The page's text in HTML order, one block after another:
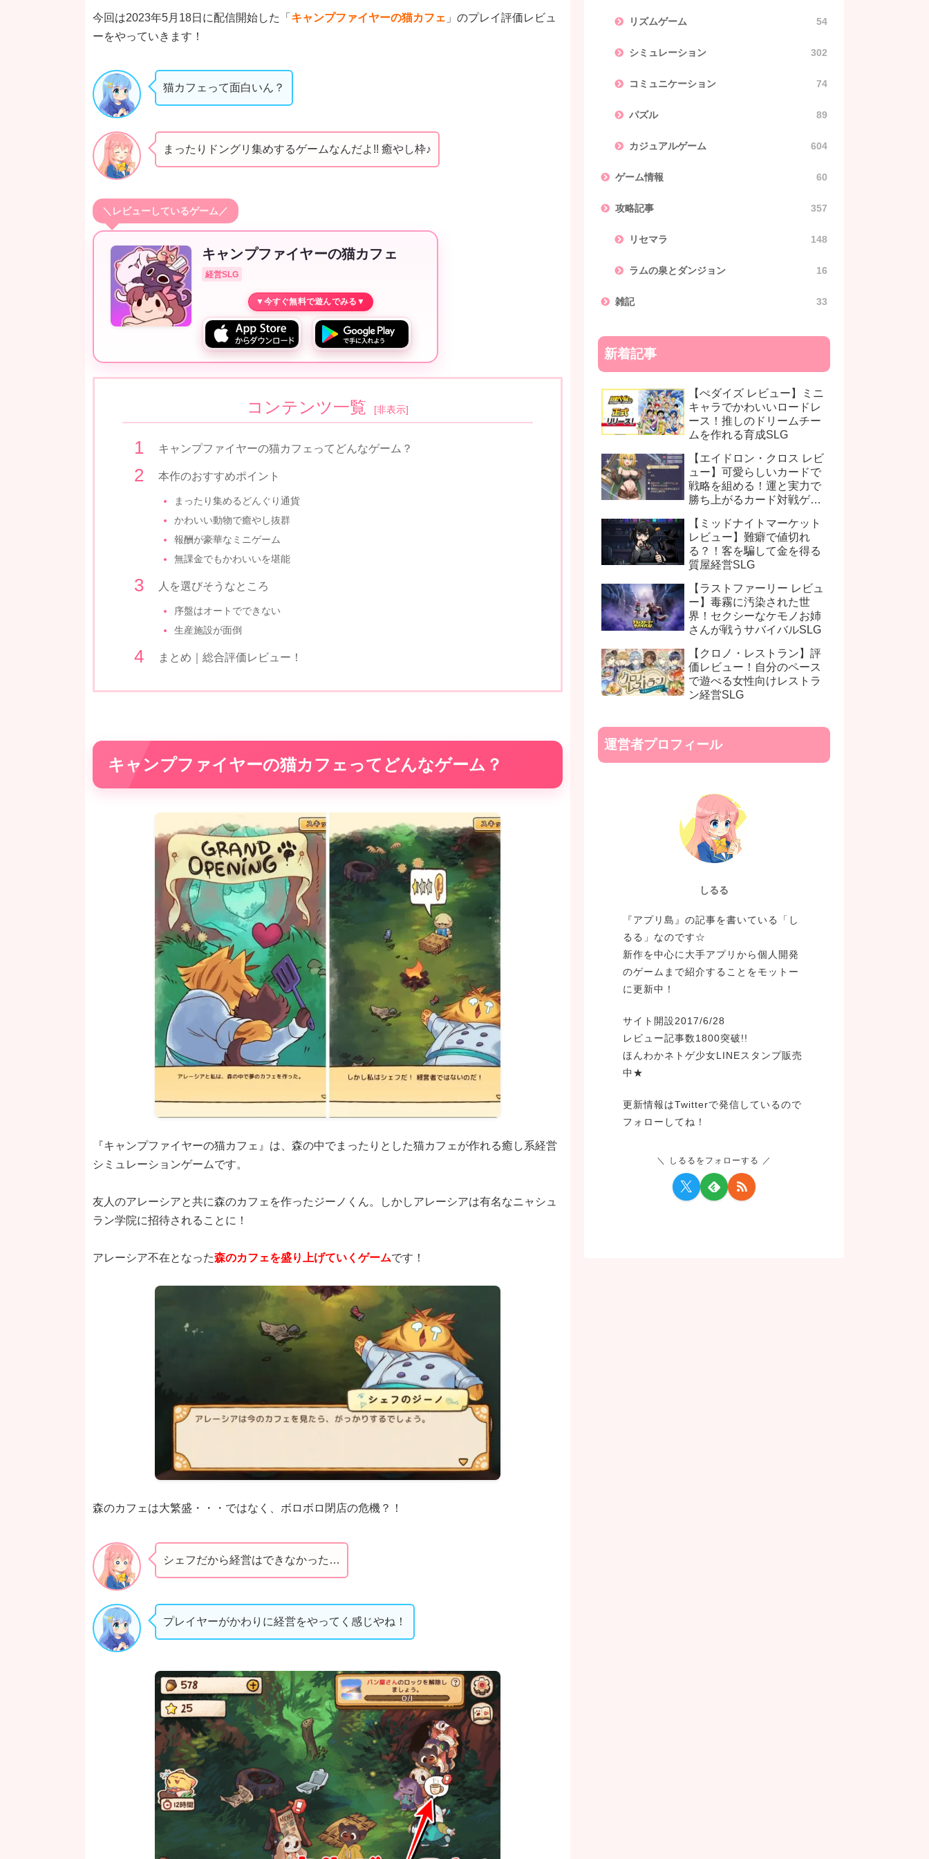
今回は2023年5月18日に配信開始した「 キャンプファイヤーの猫カフェ 」のプレイ評価レビュ
ーをやっていきます！
猫カフェって面白いん？
まったりドングリ集めするゲームなんだよ!! 癒やし枠♪
＼レビューしているゲーム／
キャンプファイヤーの猫カフェ
経営SLG
コンテンツ一覧 [非表示]
キャンプファイヤーの猫カフェってどんなゲーム？
本作のおすすめポイント
まったり集めるどんぐり通貨
かわいい動物で癒やし抜群
報酬が豪華なミニゲーム
無課金でもかわいいを堪能
人を選びそうなところ
序盤はオートでできない
生産施設が面倒
まとめ｜総合評価レビュー！
キャンプファイヤーの猫カフェってどんなゲーム？
『キャンプファイヤーの猫カフェ』は、森の中でまったりとした猫カフェが作れる癒し系経営
シミュレーションゲームです。
友人のアレーシアと共に森のカフェを作ったジーノくん。しかしアレーシアは有名なニャシュ
ラン学院に招待されることに！
アレーシア不在となった森のカフェを盛り上げていくゲームです！
森のカフェは大繁盛・・・ではなく、ボロボロ閉店の危機？！
シェフだから経営はできなかった…
プレイヤーがかわりに経営をやってく感じやね！
リズムゲーム 54
シミュレーション 302
コミュニケーション 74
パズル 89
カジュアルゲーム 604
ゲーム情報 60
攻略記事 357
リセマラ 148
ラムの泉とダンジョン 16
雑記 33
新着記事
【ぺダイズ レビュー】ミニ
キャラでかわいいロードレ
ース！推しのドリームチー
ムを作れる育成SLG
【エイドロン・クロス レビ
ュー】可愛らしいカードで
戦略を組める！運と実力で
勝ち上がるカード対戦ゲー
【ミッドナイトマーケット
レビュー】難癖で値切れ
る？！客を騙して金を得る
質屋経営SLG
【ラストファーリー レビュ
ー】毒霧に汚染された世
界！セクシーなケモノお姉
さんが戦うサバイバルSLG
【クロノ・レストラン】評
価レビュー！自分のペース
で遊べる女性向けレストラ
ン経営SLG
運営者プロフィール
しるる
『アプリ島』の記事を書いている「し
るる」なのです☆
新作を中心に大手アプリから個人開発
のゲームまで紹介することをモットー
に更新中！
サイト開設2017/6/28
レビュー記事数1800突破!!
ほんわかネトゲ少女LINEスタンプ販売
中★
更新情報はTwitterで発信しているので
フォローしてね！
しるるをフォローする